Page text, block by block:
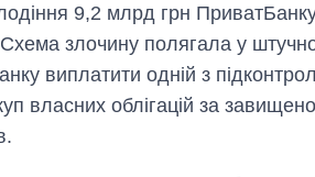
9,2 млрд грн
злочину полягала у
виплатити одній з
власних облігацій за